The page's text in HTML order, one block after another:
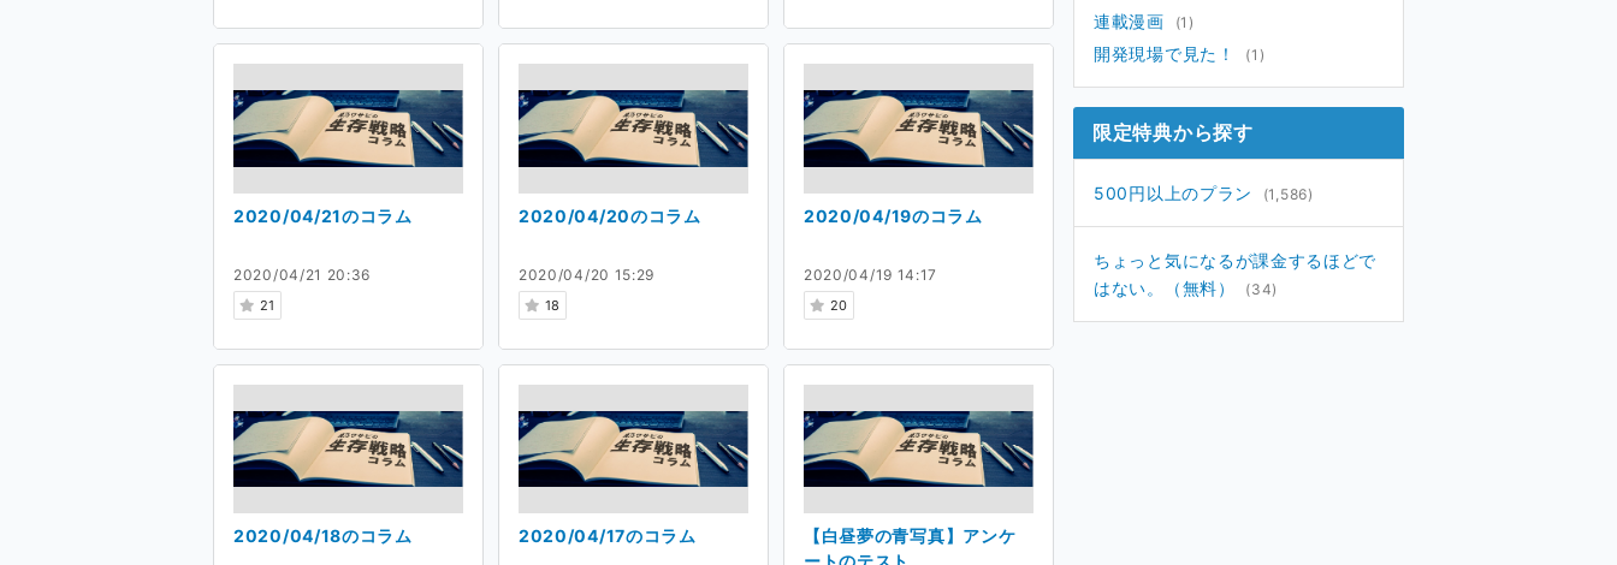
2020/04/21 20:36
21
2020/04/21のコラム
2020/04/20 15:29
18
2020/04/20のコラム
2020/04/19 14:17
20
2020/04/19のコラム
2020/04/18のコラム 2020/04/17のコラム
【白昼夢の青写真】アンケ
ートのテスト
連載漫画 (1)
開発現場で見た！ (1)
限定特典から探す
500円以上のプラン (1,586)
ちょっと気になるが課金するほどで
はない。（無料）
(34)